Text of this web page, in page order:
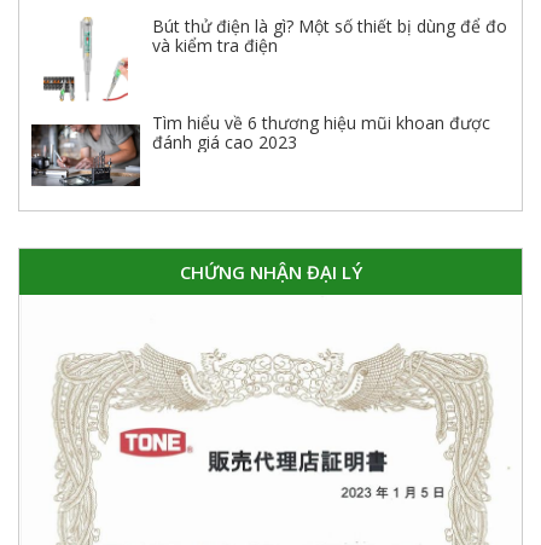
Bút thử điện là gì? Một số thiết bị dùng để đo
và kiểm tra điện
Tìm hiểu về 6 thương hiệu mũi khoan được
đánh giá cao 2023
CHỨNG NHẬN ĐẠI LÝ